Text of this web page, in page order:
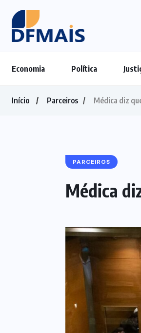
Economia Política
Início Parceiros Médica diz
PARCEIROS
Médica